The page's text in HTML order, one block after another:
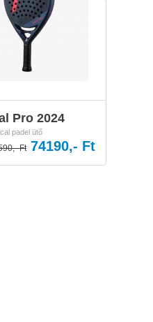
Pro 2024
padel ütő
Ft 74190,- Ft